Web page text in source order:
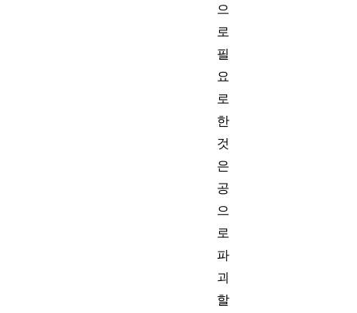
으
로
필
요
로
한
것
은
공
으
로
파
괴
할